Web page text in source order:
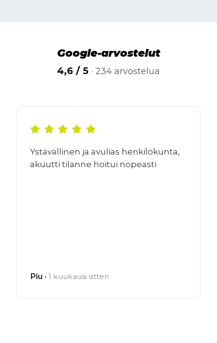
Google-arvostelut
4,6 / 5 · 234 arvostelua
Ystävällinen ja avulias henkilökunta,
akuutti tilanne hoitui nopeasti
Piu · 1 kuukausi sitten